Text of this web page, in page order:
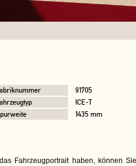
91705
ICE-T
1435 mm
Fahrzeugportrait haben, können